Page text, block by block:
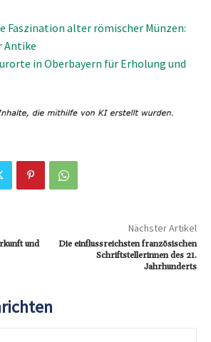
Faszination alter römischer Münzen:
Antike
in Oberbayern für Erholung und
und
Nächster Artikel
Die einflussreichsten französischen
Schriftstellerinnen des 21.
Jahrhunderts